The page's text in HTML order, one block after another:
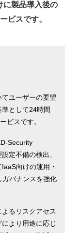
に製品導入後の
ビスです。
ユーザーの要望
として24時間
ビスです。
Security
定不備の検出、
向けの運用・
ガバナンスを強化
るリスクアセス
より用途に応じ